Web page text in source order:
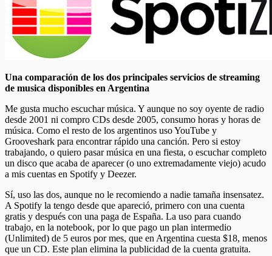
Una comparación de los dos principales servicios de streaming
de musica disponibles en Argentina
Me gusta mucho escuchar música. Y aunque no soy oyente de radio
desde 2001 ni compro CDs desde 2005, consumo horas y horas de
música. Como el resto de los argentinos uso YouTube y
Grooveshark para encontrar rápido una canción. Pero si estoy
trabajando, o quiero pasar música en una fiesta, o escuchar completo
un disco que acaba de aparecer (o uno extremadamente viejo) acudo
a mis cuentas en Spotify y Deezer.
Sí, uso las dos, aunque no le recomiendo a nadie tamaña insensatez.
A Spotify la tengo desde que apareció, primero con una cuenta
gratis y después con una paga de España. La uso para cuando
trabajo, en la notebook, por lo que pago un plan intermedio
(Unlimited) de 5 euros por mes, que en Argentina cuesta $18, menos
que un CD. Este plan elimina la publicidad de la cuenta gratuita.